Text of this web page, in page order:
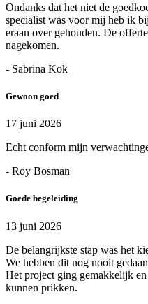
Ondanks dat het niet de
specialist was voor mij heb ik
eraan over gehouden. De
nagekomen.
- Sabrina Kok
Gewoon goed
17 juni 2026
Echt conform mijn
- Roy Bosman
Goede begeleiding
13 juni 2026
De belangrijkste stap was het
We hebben dit nog nooit
Het project ging gemakkelijk
kunnen prikken.